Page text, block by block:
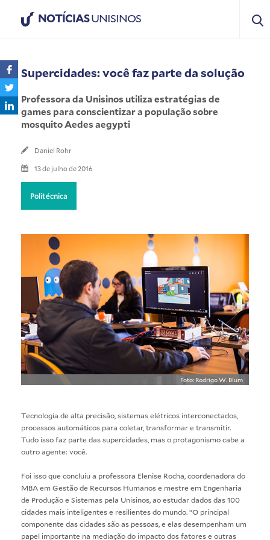
NOTÍCIASUNISINOS
Supercidades: você faz parte da solução
Professora da Unisinos utiliza estratégias de
games para conscientizar a população sobre
mosquito Aedes aegypti
Daniel Rohr
13 de julho de 2016
Politécnica
Foto: Rodrigo W. Blum
Tecnologia de alta precisão, sistemas elétricos interconectados,
processos automáticos para coletar, transformar e transmitir.
Tudo isso faz parte das supercidades, mas o protagonismo cabe a
outro agente: você.
Foi isso que concluiu a professora Elenise Rocha, coordenadora do
MBA em Gestão de Recursos Humanose mestre em Engenharia
de Produção e Sistemas pela Unisinos, ao estudar dados das 100
cidades mais inteligentes e resilientes do mundo. “O principal
componente das cidades são as pessoas, e elas desempenham um
papel importante na mediação do impacto dos fatores e outras